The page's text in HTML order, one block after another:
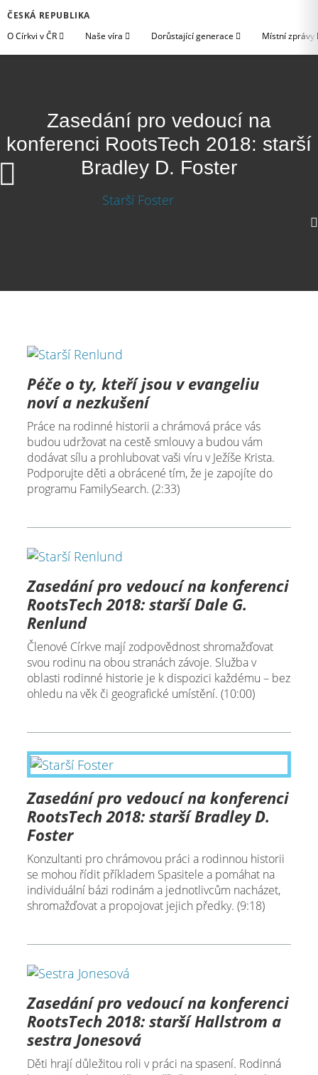
ČESKÁ REPUBLIKA
O Církvi v ČR
Naše víra Dorůstající generace Místní zprávy
Zasedání pro vedoucí na
konferenci RootsTech 2018: starší
Bradley D. Foster
Péče o ty, kteří jsou v evangeliu
noví a nezkušení
Práce na rodinné historii a chrámová práce vás
budou udržovat na cestě smlouvy a budou vám
dodávat sílu a prohlubovat vaši víru v Ježíše Krista.
Podporujte děti a obrácené tím, že je zapojíte do
programu FamilySearch. (2:33)
Zasedání pro vedoucí na konferenci
RootsTech 2018: starší Dale G.
Renlund
Členové Církve mají zodpovědnost shromažďovat
svou rodinu na obou stranách závoje. Služba v
oblasti rodinné historie je k dispozici každému – bez
ohledu na věk či geografické umístění. (10:00)
Zasedání pro vedoucí na konferenci
RootsTech 2018: starší Bradley D.
Foster
Konzultanti pro chrámovou práci a rodinnou historii
se mohou řídit příkladem Spasitele a pomáhat na
individuální bázi rodinám a jednotlivcům nacházet,
shromažďovat a propojovat jejich předky. (9:18)
Zasedání pro vedoucí na konferenci
RootsTech 2018: starší Hallstrom a
sestra Jonesová
Děti hrají důležitou roli v práci na spasení. Rodinná